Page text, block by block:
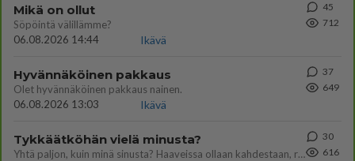
Mikä on ollut
Söpöintä välillämme?
06.08.2026 14:44
Ikävä
45
712
Hyvännäköinen pakkaus
Olet hyvännäköinen pakkaus nainen.
06.08.2026 13:03
Ikävä
37
649
Tykkäätköhän vielä minusta?
Yhtä paljon, kuin minä sinusta? Haaveissa ollaan kahdestaan, rauhassa ja lähennytään fyysisesti ja tutustutaan syvemmin
30
616